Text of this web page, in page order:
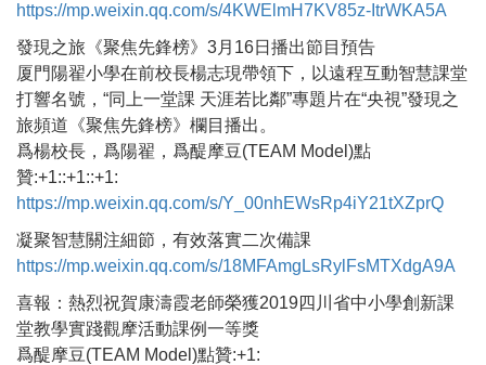
https://mp.weixin.qq.com/s/4KWElmH7KV85z-ItrWKA5A
發現之旅《聚焦先鋒榜》3月16日播出節目預告
厦門陽翟小學在前校長楊志現帶領下，以遠程互動智慧課堂
打響名號，“同上一堂課 天涯若比鄰”專題片在“央視”發現之
旅頻道《聚焦先鋒榜》欄目播出。
爲楊校長，爲陽翟，爲醍摩豆(TEAM Model)點
贊:+1::+1::+1:
https://mp.weixin.qq.com/s/Y_00nhEWsRp4iY21tXZprQ
凝聚智慧關注細節，有效落實二次備課
https://mp.weixin.qq.com/s/18MFAmgLsRylFsMTXdgA9A
喜報：熱烈祝賀康濤霞老師榮獲2019四川省中小學創新課
堂教學實踐觀摩活動課例一等獎
爲醍摩豆(TEAM Model)點贊:+1: